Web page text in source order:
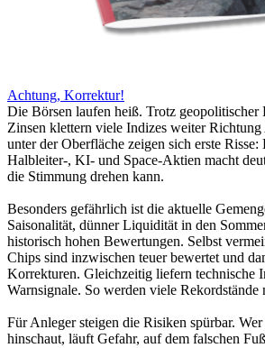
Achtung, Korrektur!
Die Börsen laufen heiß. Trotz geopolitischer
Zinsen klettern viele Indizes weiter
unter der Oberfläche zeigen sich erste
Halbleiter-, KI- und Space-Aktien macht
die Stimmung drehen kann.
Besonders gefährlich ist die aktuelle
Saisonalität, dünner Liquidität in den
historisch hohen Bewertungen. Selbst
Chips sind inzwischen teuer bewertet und
Korrekturen. Gleichzeitig liefern technische
Warnsignale. So werden viele Rekordstände
Für Anleger steigen die Risiken spürbar.
hinschaut, läuft Gefahr, auf dem falschen